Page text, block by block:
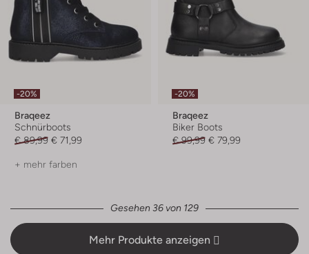
-20%
Braqeez
Schnürboots
€ 89,99 € 71,99
+ mehr farben
-20%
Braqeez
Biker Boots
€ 99,99 € 79,99
Gesehen 36 von 129
Mehr Produkte anzeigen